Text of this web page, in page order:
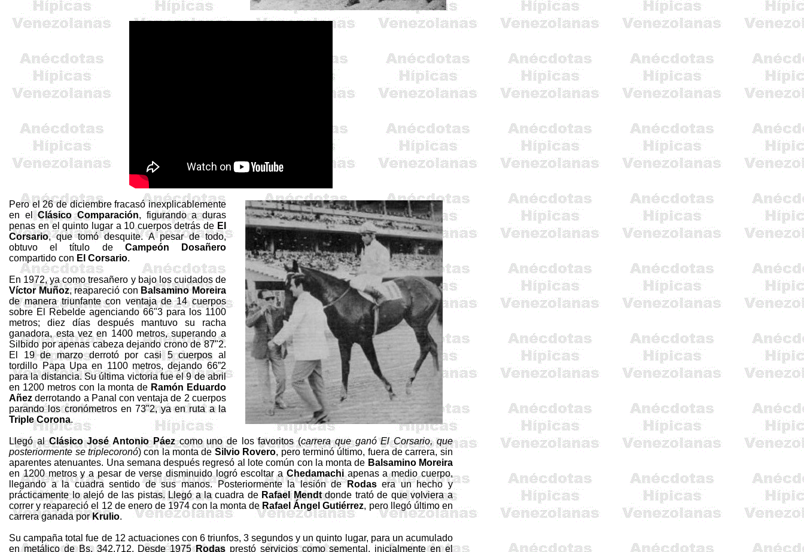
Pero el 26 de diciembre fracasó inexplicablemente
en elClásico Comparación, figurando a duras
penas en el quinto lugar a 10 cuerpos detrás deEl
Corsario, que tomó desquite. A pesar de todo,
obtuvo el título de Campeón Dosañero
compartido con El Corsario.
En 1972, ya comotresañero y bajo los cuidados de
Víctor Muñoz, reapareció con Balsamino Moreira
de manera triunfante con ventaja de 14 cuerpos
sobre El Rebelde agenciando 66"3 para los 1100
metros; diez días después mantuvo su racha
ganadora, esta vez en 1400 metros,superando a
Silbido por apenas cabeza dejando crono de 87"2.
El 19 de marzo derrotó por casi 5 cuerpos al
tordillo Papa Upa en 1100 metros, dejando 66”2
para la distancia. Su última victoria fue el 9 de abril
en 1200 metroscon la monta de Ramón Eduardo
Añezderrotando a Panal con ventaja de 2 cuerpos
parando los cronómetros en 73"2, ya en ruta a la
Triple Corona.
Llegó alClásico José Antonio Páezcomo uno de los favoritos (carrera que ganó El Corsario, que
posteriormente se triplecoronó) con la monta deSilvio Rovero, pero terminó último, fuera de carrera, sin
aparentes atenuantes. Una semana después regresó al lote común con la monta de Balsamino Moreira
en 1200 metros y a pesar de verse disminuido logró escoltar a Chedamachiapenas a medio cuerpo,
llegando a la cuadra sentido de sus manos. Posteriormente la lesión deRodasera un hecho y
prácticamente lo alejó de las pistas. Llegó a la cuadra de RafaelMendtdonde trató de que volviera a
correr y reapareció el 12 de enero de 1974 con la monta deRafael Ángel Gutiérrez, pero llegó último en
carrera ganada porKrulio.
Su campaña total fue de 12 actuaciones con 6 triunfos, 3 segundos y un quinto lugar, para un acumulado
en metálico de Bs. 342.712. Desde 1975Rodas prestó servicios como semental, inicialmente en el